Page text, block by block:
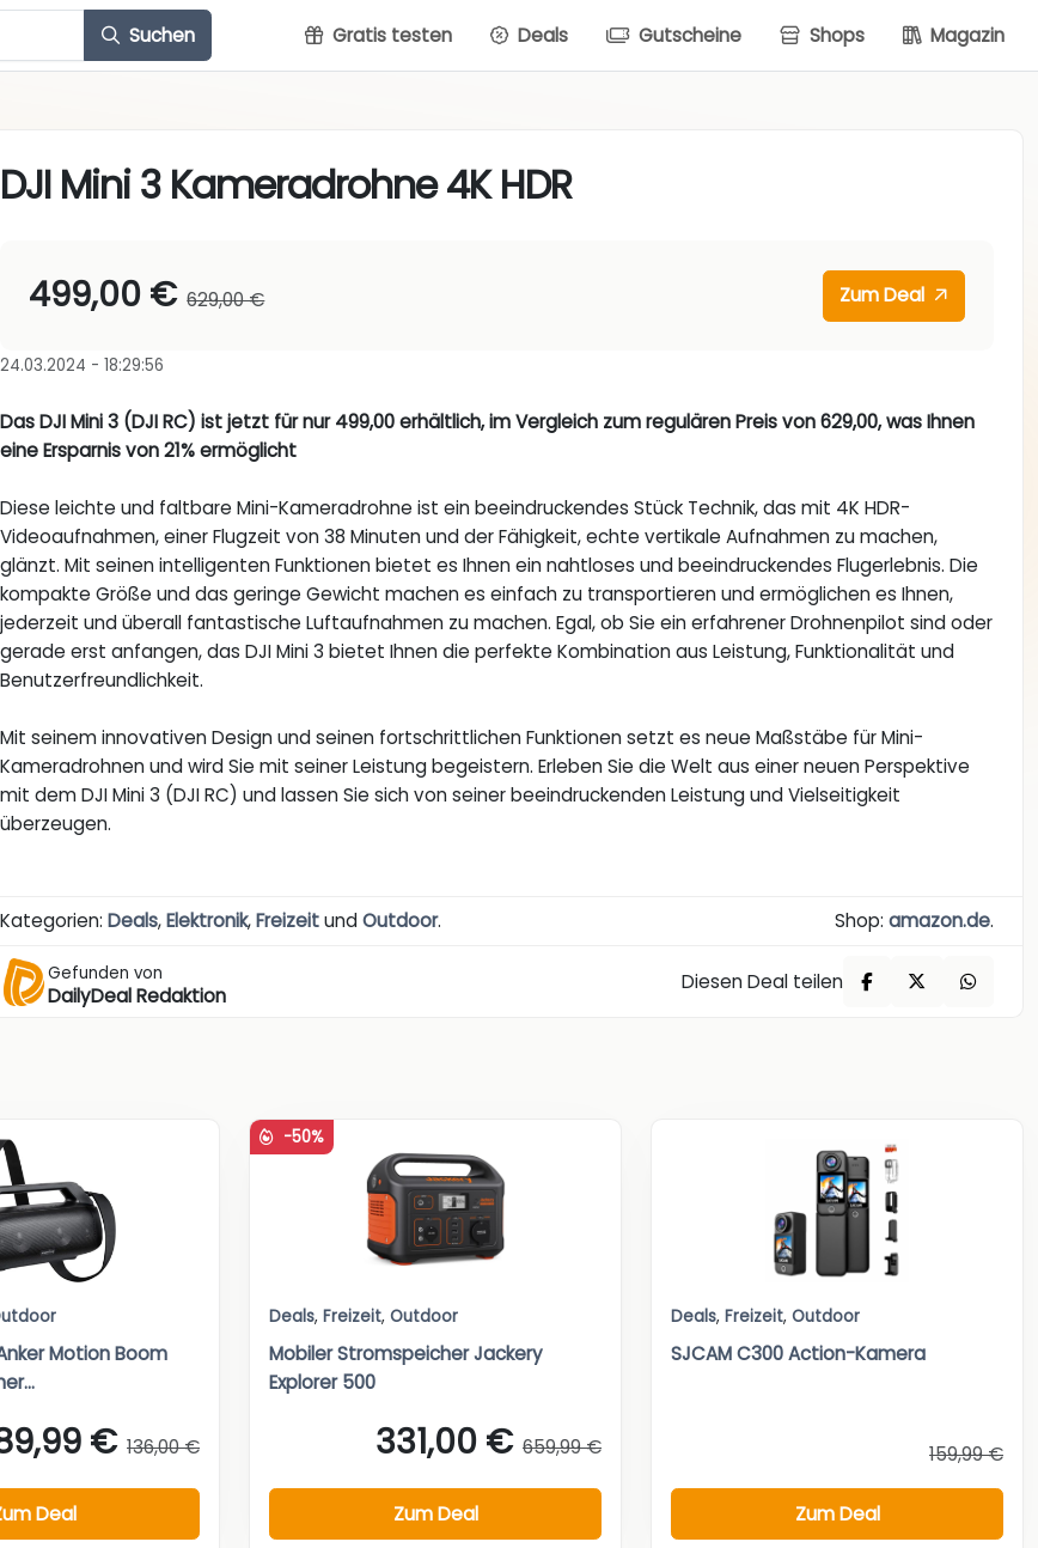
Suchen Gratis testen Deals Gutscheine Shops Magazin
DJI Mini 3 Kameradrohne 4K HDR
499,00 € 629,00 € Zum Deal
24.03.2024 - 18:29:56
Das DJI Mini 3 (DJI RC) ist jetzt für nur 499,00 erhältlich, im Vergleich zum regulären Preis von 629,00, was Ihnen
eine Ersparnis von 21% ermöglicht
Diese leichte und faltbare Mini-Kameradrohne ist ein beeindruckendes Stück Technik, das mit 4K HDR-
Videoaufnahmen, einer Flugzeit von 38 Minuten und der Fähigkeit, echte vertikale Aufnahmen zu machen,
glänzt. Mit seinen intelligenten Funktionen bietet es Ihnen ein nahtloses und beeindruckendes Flugerlebnis. Die
kompakte Größe und das geringe Gewicht machen es einfach zu transportieren und ermöglichen es Ihnen,
jederzeit und überall fantastische Luftaufnahmen zu machen. Egal, ob Sie ein erfahrener Drohnenpilot sind oder
gerade erst anfangen, das DJI Mini 3 bietet Ihnen die perfekte Kombination aus Leistung, Funktionalität und
Benutzerfreundlichkeit.
Mit seinem innovativen Design und seinen fortschrittlichen Funktionen setzt es neue Maßstäbe für Mini-
Kameradrohnen und wird Sie mit seiner Leistung begeistern. Erleben Sie die Welt aus einer neuen Perspektive
mit dem DJI Mini 3 (DJI RC) und lassen Sie sich von seiner beeindruckenden Leistung und Vielseitigkeit
überzeugen.
Kategorien:Deals,Elektronik,FreizeitundOutdoor. Shop: amazon.de.
Gefunden von
DailyDeal Redaktion
Diesen Deal teilen
Motion Boom
€ 136,00 €
Deal
-50%
Deals, Freizeit, Outdoor
Mobiler Stromspeicher Jackery
Explorer 500
331,00 € 659,99 €
Zum Deal
Deals, Freizeit, Outdoor
SJCAM C300 Action-Kamera
159,99 €
Zum Deal